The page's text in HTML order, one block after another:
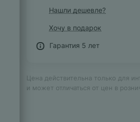
Нашли дешевле?
Хочу в подарок
Гарантия 5 лет
Цена действительна только для
и может отличаться от цен в